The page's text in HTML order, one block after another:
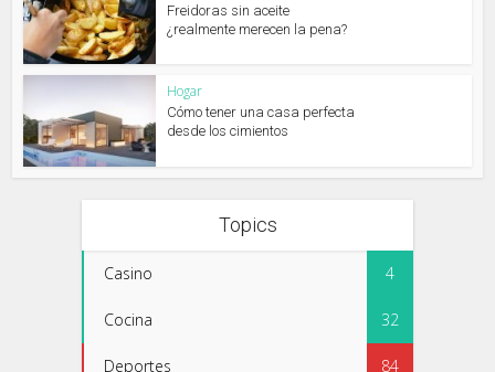
Freidoras sin aceite
¿realmente merecen la pena?
Hogar
Cómo tener una casa perfecta
desde los cimientos
Topics
Casino 4
Cocina 32
Deportes 84